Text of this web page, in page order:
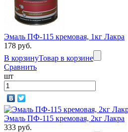
Эмаль ПФ-115 кремовая, 1кг Лакра
178 руб.
В корзинуТовар в корзине
Сравнить
шт
Эмаль ПФ-115 кремовая, 2кг Лакра
333 руб.